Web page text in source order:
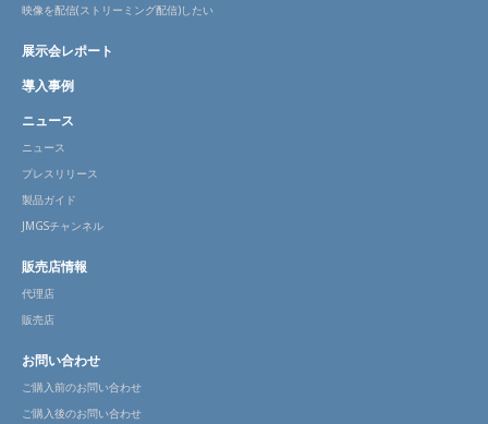
映像を配信(ストリーミング配信)したい
展示会レポート
導入事例
ニュース
ニュース
プレスリリース
製品ガイド
JMGSチャンネル
販売店情報
代理店
販売店
お問い合わせ
ご購入前のお問い合わせ
ご購入後のお問い合わせ